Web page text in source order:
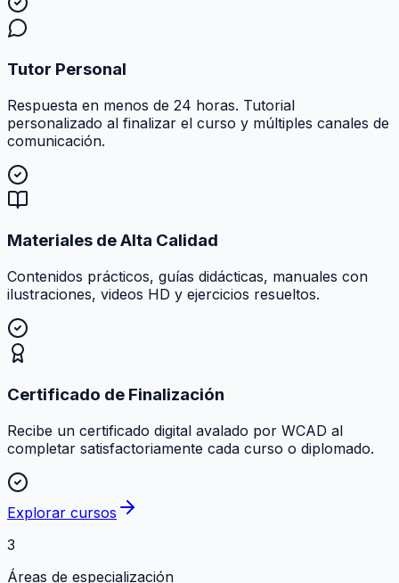
Tutor Personal
Respuesta en menos de 24 horas. Tutorial
personalizado al finalizar el curso y múltiples canales de
comunicación.
Materiales de Alta Calidad
Contenidos prácticos, guías didácticas, manuales con
ilustraciones, videos HD y ejercicios resueltos.
Certificado de Finalización
Recibe un certificado digital avalado por WCAD al
completar satisfactoriamente cada curso o diplomado.
Explorar cursos
3
Áreas de especialización